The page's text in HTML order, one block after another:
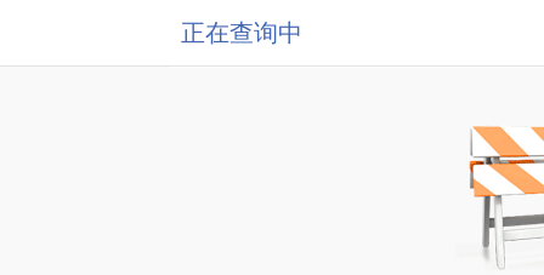
正在查询中